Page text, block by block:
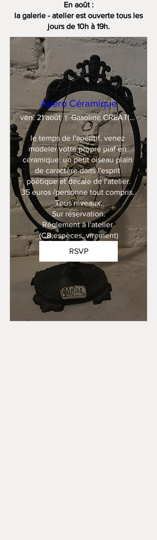
En août :
la galerie - atelier est ouverte tous les
jours de 10h à 19h.
Apéro Céramique
ven. 21 août Gasoline CREATION
le temps de l'apéritif, venez
modeler votre propre piaf en
céramique: un petit oiseau plain
de caractère dans l'esprit
poétique et décalé de l'atelier.
35 euros /personne tout compris.
Tous niveaux.
Sur réservation.
Réglement à l'atelier
(CB,espèces, virement)
RSVP